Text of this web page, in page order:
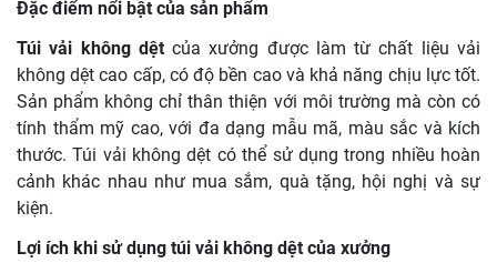
Đặc điểm nổi bật của sản phẩm
Túi vải không dệtcủa xưởng được làm từ chất liệu vải
không dệt cao cấp, có độ bền cao và khả năng chịu lực tốt.
Sản phẩm không chỉ thân thiện với môi trường mà còn có
tính thẩm mỹ cao, với đa dạng mẫu mã, màu sắc và kích
thước. Túi vải không dệt có thể sử dụng trong nhiều hoàn
cảnh khác nhau như mua sắm, quà tặng, hội nghị và sự
kiện.
Lợi ích khi sử dụng túi vải không dệt của xưởng